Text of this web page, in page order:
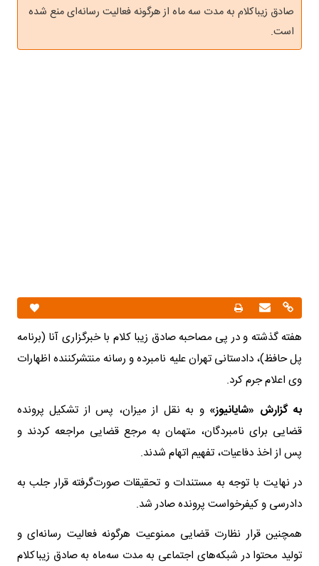
صادق زیباکلام به مدت سه ماه از هرگونه فعالیت رسانه‌ای منع شده
است.
هفته گذشته و در پی مصاحبه صادق زیبا کلام با خبرگزاری آنا (برنامه
پل حافظ)، دادستانی تهران علیه نامبرده و رسانه منتشرکننده اظهارات
وی اعلام جرم کرد.
به گزارش «شایانیوز»و به نقل از میزان، پس از تشکیل پرونده
قضایی برای نامبردگان، متهمان به مرجع قضایی مراجعه کردند و
پس از اخذ دفاعیات، تفهیم اتهام شدند.
در نهایت با توجه به مستندات و تحقیقات صورت‌گرفته قرار جلب به
دادرسی و کیفرخواست پرونده صادر شد.
همچنین قرار نظارت قضایی ممنوعیت هرگونه فعالیت رسانه‌ای و
تولید محتوا در شبکه‌های اجتماعی به مدت سه‌ماه به صادق زیباکلام